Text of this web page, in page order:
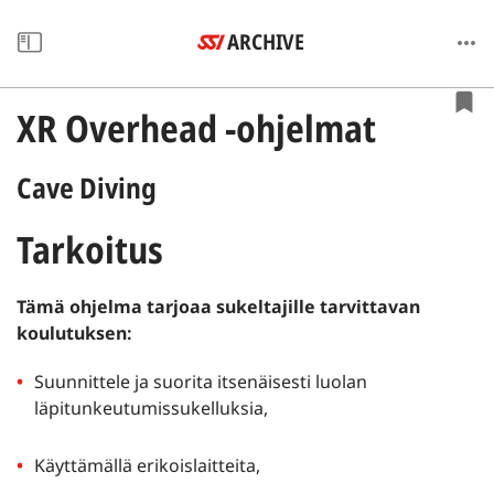
ARCHIVE
XR Overhead -ohjelmat
Cave Diving
Tarkoitus
Tämä ohjelma tarjoaa sukeltajille tarvittavan
koulutuksen:
Suunnittele ja suorita itsenäisesti luolan
läpitunkeutumissukelluksia,
Käyttämällä erikoislaitteita,